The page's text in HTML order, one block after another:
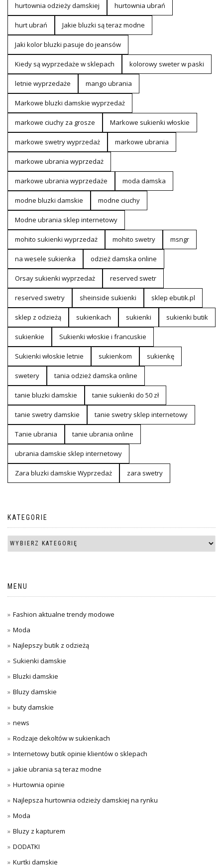
hurtownia odzieży damskiej hurtownia ubrań
hurt ubrań Jakie bluzki są teraz modne
Jaki kolor bluzki pasuje do jeansów
Kiedy są wyprzedaże w sklepach kolorowy sweter w paski
letnie wyprzedaże mango ubrania
Markowe bluzki damskie wyprzedaż
markowe ciuchy za grosze Markowe sukienki włoskie
markowe swetry wyprzedaż markowe ubrania
markowe ubrania wyprzedaż
markowe ubrania wyprzedaże moda damska
modne bluzki damskie modne ciuchy
Modne ubrania sklep internetowy
mohito sukienki wyprzedaż mohito swetry msngr
na wesele sukienka odzież damska online
Orsay sukienki wyprzedaż reserved swetr
reserved swetry sheinside sukienki sklep ebutik.pl
sklep z odzieżą sukienkach sukienki sukienki butik
sukienkie Sukienki włoskie i francuskie
Sukienki włoskie letnie sukienkom sukienkę
swetery tania odzież damska online
tanie bluzki damskie tanie sukienki do 50 zł
tanie swetry damskie tanie swetry sklep internetowy
Tanie ubrania tanie ubrania online
ubrania damskie sklep internetowy
Zara bluzki damskie Wyprzedaż zara swetry
KATEGORIE
MENU
Fashion aktualne trendy modowe
Moda
Najlepszy butik z odzieżą
Sukienki damskie
Bluzki damskie
Bluzy damskie
buty damskie
news
Rodzaje dekoltów w sukienkach
Internetowy butik opinie klientów o sklepach
jakie ubrania są teraz modne
Hurtownia opinie
Najlepsza hurtownia odzieży damskiej na rynku
Moda
Bluzy z kapturem
DODATKI
Kurtki damskie